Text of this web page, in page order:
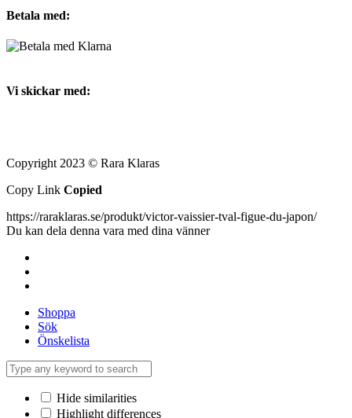
Betala med:
Vi skickar med:
Copyright 2023 © Rara Klaras
Copy Link Copied
https://raraklaras.se/produkt/victor-vaissier-tval-figue-du-japon/
Du kan dela denna vara med dina vänner
Shoppa
Sök
Önskelista
Hide similarities
Highlight differences